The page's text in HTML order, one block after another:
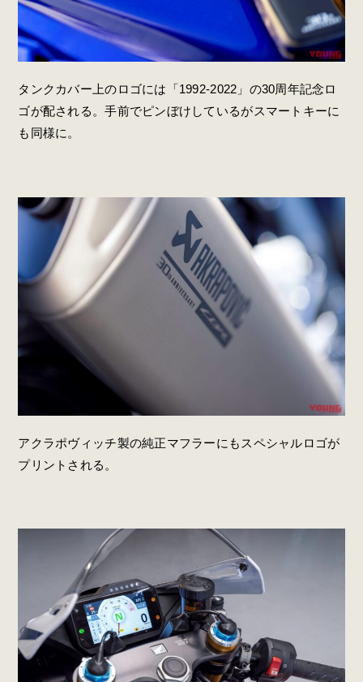
タンクカバー上のロゴには「1992-2022」の30周年記念ロ
ゴが配される。手前でピンぼけしているがスマートキーに
も同様に。
アクラポヴィッチ製の純正マフラーにもスペシャルロゴが
プリントされる。